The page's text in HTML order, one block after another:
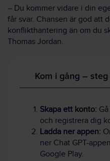
– Du kommer vidare i din
får svar. Chansen är god att
konflikthantering än om du
Thomas Jordan.
Kom i gång –
Skapa ett konto:
och registrera dig
Ladda ner appen:
ner Chat GPT-
Google Play.